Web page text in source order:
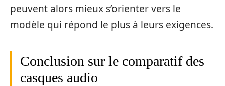
peuvent alors mieux s’orienter vers le
modèle qui répond le plus à leurs exigences.
Conclusion sur le comparatif des
casques audio